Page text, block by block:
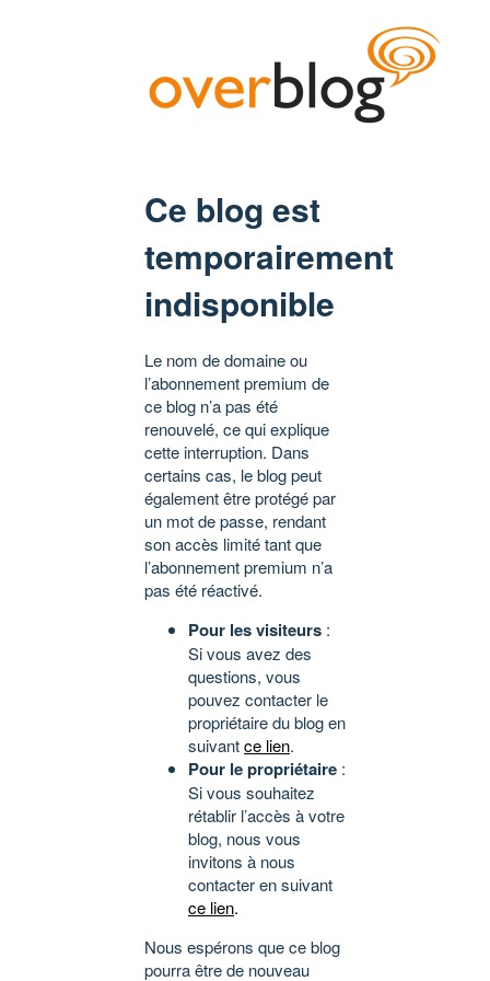
Ce blog est
temporairement
indisponible
Le nom de domaine ou
l’abonnement premium de
ce blog n’a pas été
renouvelé, ce qui explique
cette interruption. Dans
certains cas, le blog peut
également être protégé par
un mot de passe, rendant
son accès limité tant que
l’abonnement premium n’a
pas été réactivé.
Pour les visiteurs :
Si vous avez des
questions, vous
pouvez contacter le
propriétaire du blog en
suivantce lien.
Pour le propriétaire :
Si vous souhaitez
rétablir l’accès à votre
blog, nous vous
invitons à nous
contacter en suivant
ce lien.
Nous espérons que ce blog
pourra être de nouveau